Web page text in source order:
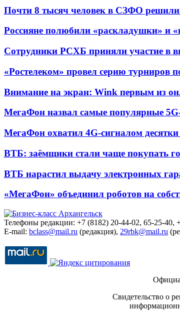
Почти 8 тысяч человек в СЗФО
Россияне полюбили «раскладушки» и
Сотрудники РСХБ приняли участие в
«Ростелеком» провел серию турниров
Внимание на экран: Wink первым из
МегаФон назвал самые популярные
МегаФон охватил 4G-сигналом
ВТБ: заёмщики стали чаще покупать
ВТБ нарастил выдачу электронных
«МегаФон» объединил роботов на
Телефоны редакции: +7 (8182) 20-44-02, 65-25-40,
E-mail: bclass@mail.ru (редакция), 29rbk@mail.ru
Свидетельство о